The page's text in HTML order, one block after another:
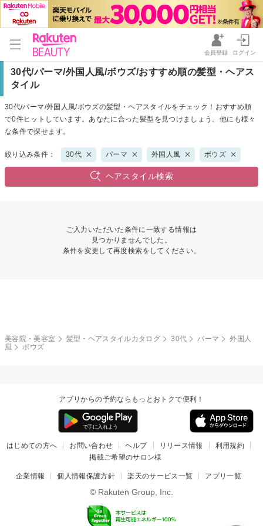
会員登録 ログイン
30代/パーマ/外国人風/ボウズ/おすすめ順の髪型・ヘアス
タイル
30代/パーマ/外国人風/ボウズの髪型・ヘアスタイルをチェック！おすすめ順
で0件ヒットしています。あなたに合った髪型を見つけましょう。他にも様々
な条件で探せます。
絞り込み条件： 30代 パーマ 外国人風 ボウズ
ヘアスタイル検索
ご入力いただいた条件に一致する情報は
見つかりませんでした。
条件を変更して再度検索をしてください。
美容院・美容室 髪型・ヘアスタイルカタログ 30代 パーマ
外国人
風
ボウズ
アプリからの予約ならもっとおトクで便利！
はじめての方へ お問い合わせ ヘルプ リリース情報
利用規約
掲載ご希望のサロン様
企業情報 個人情報保護方針 楽天のサービス一覧 アプリ一覧
© Rakuten Group, Inc.